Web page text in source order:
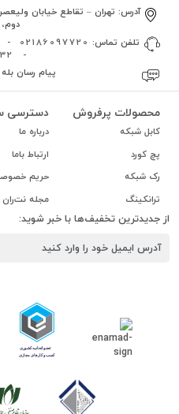
آدرس: تهران – تقاطع خیابان
دوم،
تلفن تماس: 02186097720
-
-
پیام رسان
محصولات پرفروش
کابل شبکه
پچ کورد
رک شبکه
ترانکینگ
دسترسی
درباره ما
ارتباط باما
حریم
مجله نت‌ران
از جدیدترین تخفیف‌ها با خبر شوید: